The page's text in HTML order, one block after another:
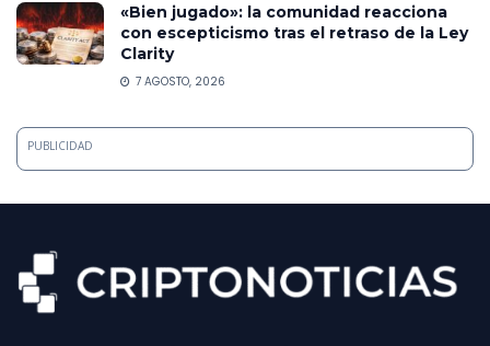
«Bien jugado»: la comunidad reacciona
con escepticismo tras el retraso de la Ley
Clarity
7 AGOSTO, 2026
PUBLICIDAD